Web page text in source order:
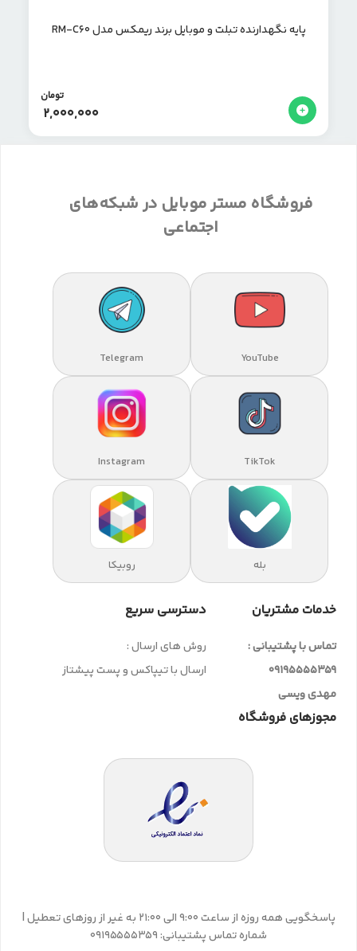
پایه نگهدارنده تبلت و موبایل برند ریمکس مدل RM-C60
2,000,000
تومان
فروشگاه مستر موبایل در شبکه‌های
اجتماعی
YouTube
Telegram
TikTok
Instagram
بله روبیکا
خدمات مشتریان
تماس با پشتیبانی :
09195555359
مهدی ویسی
دسترسی سریع
روش های ارسال :
ارسال با تیپاکس و پست پیشتاز
مجوزهای فروشگاه
پاسخگویی همه روزه از ساعت 9:00 الی 21:00 به غیر از روزهای تعطیل |
شماره تماس پشتیبانی: 09195555359